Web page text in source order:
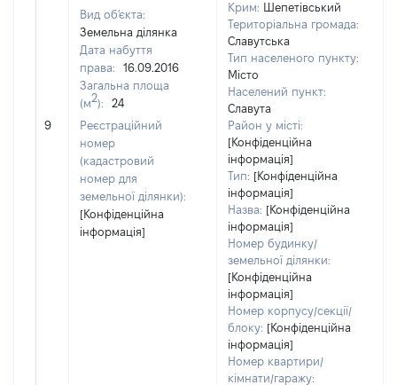
9
Вид об'єкта:
Земельна ділянка
Дата набуття
права:
16.09.2016
Загальна площа
(м2):
24
Реєстраційний
номер
(кадастровий
номер для
земельної ділянки):
[Конфіденційна
інформація]
Крим:
Шепетівський
Територіальна громада:
Славутська
Тип населеного пункту:
Місто
Населений пункт:
Славута
Район у місті:
[Конфіденційна
інформація]
Тип: [Конфіденційна
інформація]
Назва: [Конфіденційна
інформація]
Номер будинку/
земельної ділянки:
[Конфіденційна
інформація]
Номер корпусу/секції/
блоку: [Конфіденційна
інформація]
Номер квартири/
кімнати/гаражу: